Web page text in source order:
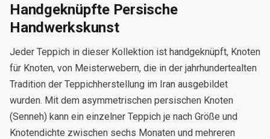
Handgeknüpfte Persische
Handwerkskunst
Jeder Teppich in dieser Kollektion ist handgeknüpft, Knoten
für Knoten, von Meisterwebern, die in der jahrhundertealten
Tradition der Teppichherstellung im Iran ausgebildet
wurden. Mit dem asymmetrischen persischen Knoten
(Senneh) kann ein einzelner Teppich je nach Größe und
Knotendichte zwischen sechs Monaten und mehreren